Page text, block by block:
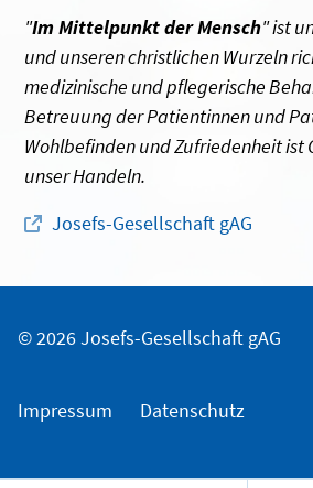
"Im Mittelpunkt der Mensch" ist
und unseren christlichen Wurzeln
medizinische und pflegerische
Betreuung der Patientinnen und
Wohlbefinden und Zufriedenheit ist
unser Handeln.
Josefs-Gesellschaft gAG
Impressum Datenschutz
© 2026 Josefs-Gesellschaft gAG